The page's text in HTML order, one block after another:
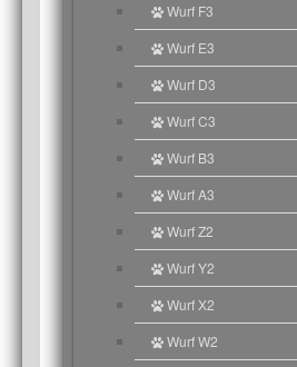
Wurf F3
Wurf E3
Wurf D3
Wurf C3
Wurf B3
Wurf A3
Wurf Z2
Wurf Y2
Wurf X2
Wurf W2